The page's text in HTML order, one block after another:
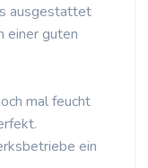
ausgestattet
einer guten
mal feucht
ein